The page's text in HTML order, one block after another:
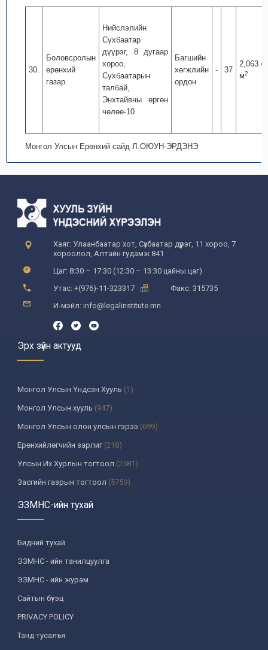
30.
Боловсролын
ерөнхий
газар
Нийслэлийн
Сүхбаатар
дүүрэг, 8 дугаар
хороо,
Сүхбаатарын
талбай,
Энхтайвны өргөн
чөлөө-10
Багшийн
хөгжлийн
ордон
- 37
2,063.4
м2
Монгол Улсын Ерөнхий сайд Л.ОЮУН-ЭРДЭНЭ
Хаяг: Улаанбаатар хот, Сүхбаатар дүүрэг, 11 хороо, 7
хороолол, Алтайн гудамж 841
Цаг: 8:30 – 17:30 (12:30 – 13:30 цайны цаг)
Утас: +(976)-11-323317
Факс: 315735
И-мэйл: info@legalinstitute.mn
Эрх зүйн актууд
Монгол Улсын Үндсэн Хууль (1)
Монгол Улсын хууль (947)
Монгол Улсын олон улсын гэрээ (699)
Ерөнхийлөгчийн зарлиг(218)
Улсын Их Хурлын тогтоол (2581)
Засгийн газрын тогтоол (5759)
Үндсэн хуулийн цэцийн шийдвэр
Улсын дээд шүүхийн тогтоол
УИХ-аас томилогддог байгууллагын дарга, түүнтэй адилтгах албан
тушаалтны шийдвэр
Сайдын тушаал(987)
Засгийн газрын агентлагийн даргын тушаал
Хууль, хяналтын байгууллага
Төрийн зарим чиг үүргийг хууль болон гэрээний үндсэн дээр
хэрэгжүүлж буй байгууллага
ЭЗМНС-ийн тухай
Бидний тухай
ЭЗМНС - ийн танилцуулга
ЭЗМНС - ийн журам
Сайтын бүтэц
PRIVACY POLICY
Танд тусалъя